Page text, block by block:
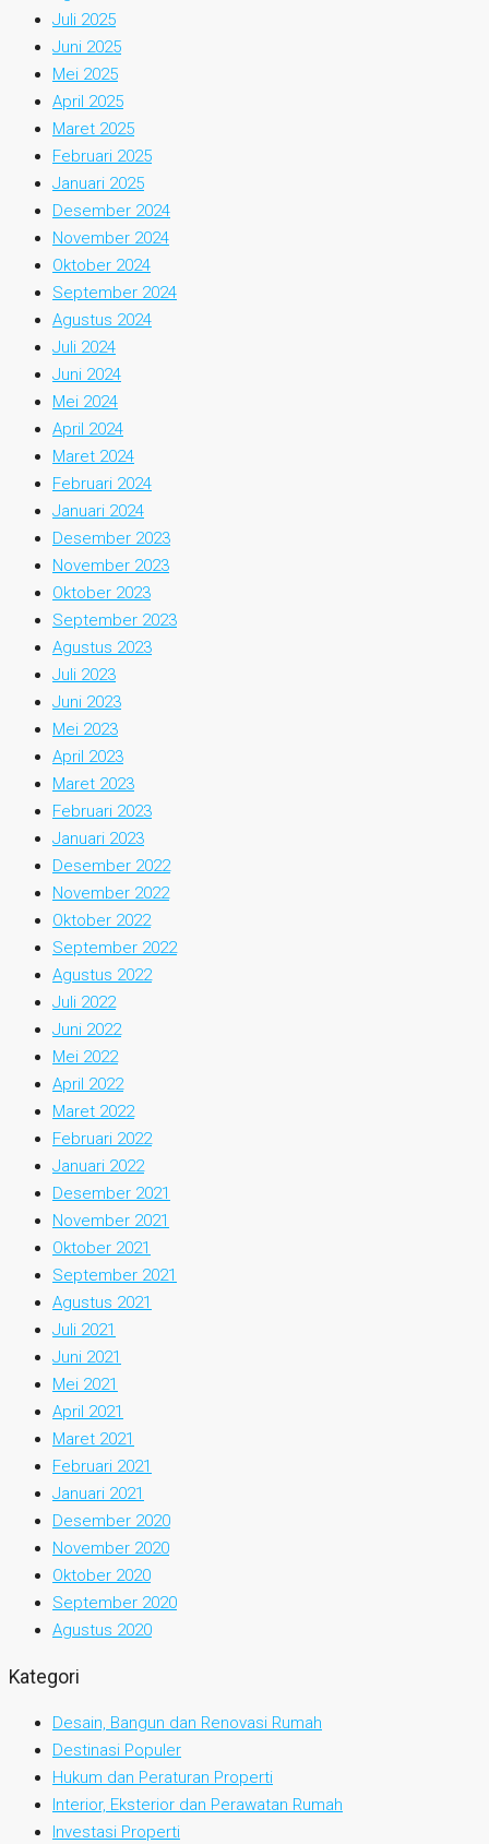
Juli 2025
Juni 2025
Mei 2025
April 2025
Maret 2025
Februari 2025
Januari 2025
Desember 2024
November 2024
Oktober 2024
September 2024
Agustus 2024
Juli 2024
Juni 2024
Mei 2024
April 2024
Maret 2024
Februari 2024
Januari 2024
Desember 2023
November 2023
Oktober 2023
September 2023
Agustus 2023
Juli 2023
Juni 2023
Mei 2023
April 2023
Maret 2023
Februari 2023
Januari 2023
Desember 2022
November 2022
Oktober 2022
September 2022
Agustus 2022
Juli 2022
Juni 2022
Mei 2022
April 2022
Maret 2022
Februari 2022
Januari 2022
Desember 2021
November 2021
Oktober 2021
September 2021
Agustus 2021
Juli 2021
Juni 2021
Mei 2021
April 2021
Maret 2021
Februari 2021
Januari 2021
Desember 2020
November 2020
Oktober 2020
September 2020
Agustus 2020
Kategori
Desain, Bangun dan Renovasi Rumah
Destinasi Populer
Hukum dan Peraturan Properti
Interior, Eksterior dan Perawatan Rumah
Investasi Properti